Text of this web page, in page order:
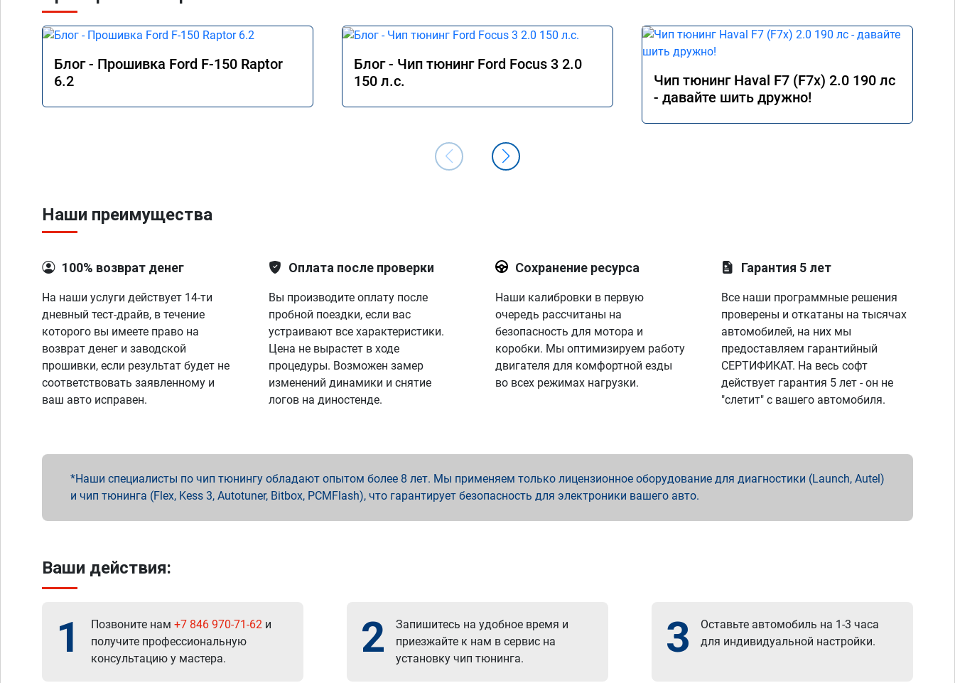
Блог - Прошивка Ford F-150 Raptor
6.2
Блог - Чип тюнинг Ford Focus 3 2.0
150 л.с.
Чип тюнинг Haval F7 (F7x) 2.0 190 лс
- давайте шить дружно!
Наши преимущества
100% возврат денег
На наши услуги действует 14-ти
дневный тест-драйв, в течение
которого вы имеете право на
возврат денег и заводской
прошивки, если результат будет не
соответствовать заявленному и
ваш авто исправен.
Оплата после проверки
Вы производите оплату после
пробной поездки, если вас
устраивают все характеристики.
Цена не вырастет в ходе
процедуры. Возможен замер
изменений динамики и снятие
логов на диностенде.
Сохранение ресурса
Наши калибровки в первую
очередь рассчитаны на
безопасность для мотора и
коробки. Мы оптимизируем работу
двигателя для комфортной езды
во всех режимах нагрузки.
Гарантия 5 лет
Все наши программные решения
проверены и откатаны на тысячах
автомобилей, на них мы
предоставляем гарантийный
СЕРТИФИКАТ. На весь софт
действует гарантия 5 лет - он не
"слетит" с вашего автомобиля.
Наши специалисты по чип тюнингу обладают опытом более 8 лет. Мы применяем только лицензионное оборудование для диагностики (Launch, Autel)
и чип тюнинга (Flex, Kess 3, Autotuner, Bitbox, PCMFlash), что гарантирует безопасность для электроники вашего авто.
Ваши действия:
1 Позвоните нам +7 846 970-71-62 и
получите профессиональную
консультацию у мастера.
2
Запишитесь на удобное время и
приезжайте к нам в сервис на
установку чип тюнинга.
3
Оставьте автомобиль на 1-3 часа
для индивидуальной настройки.